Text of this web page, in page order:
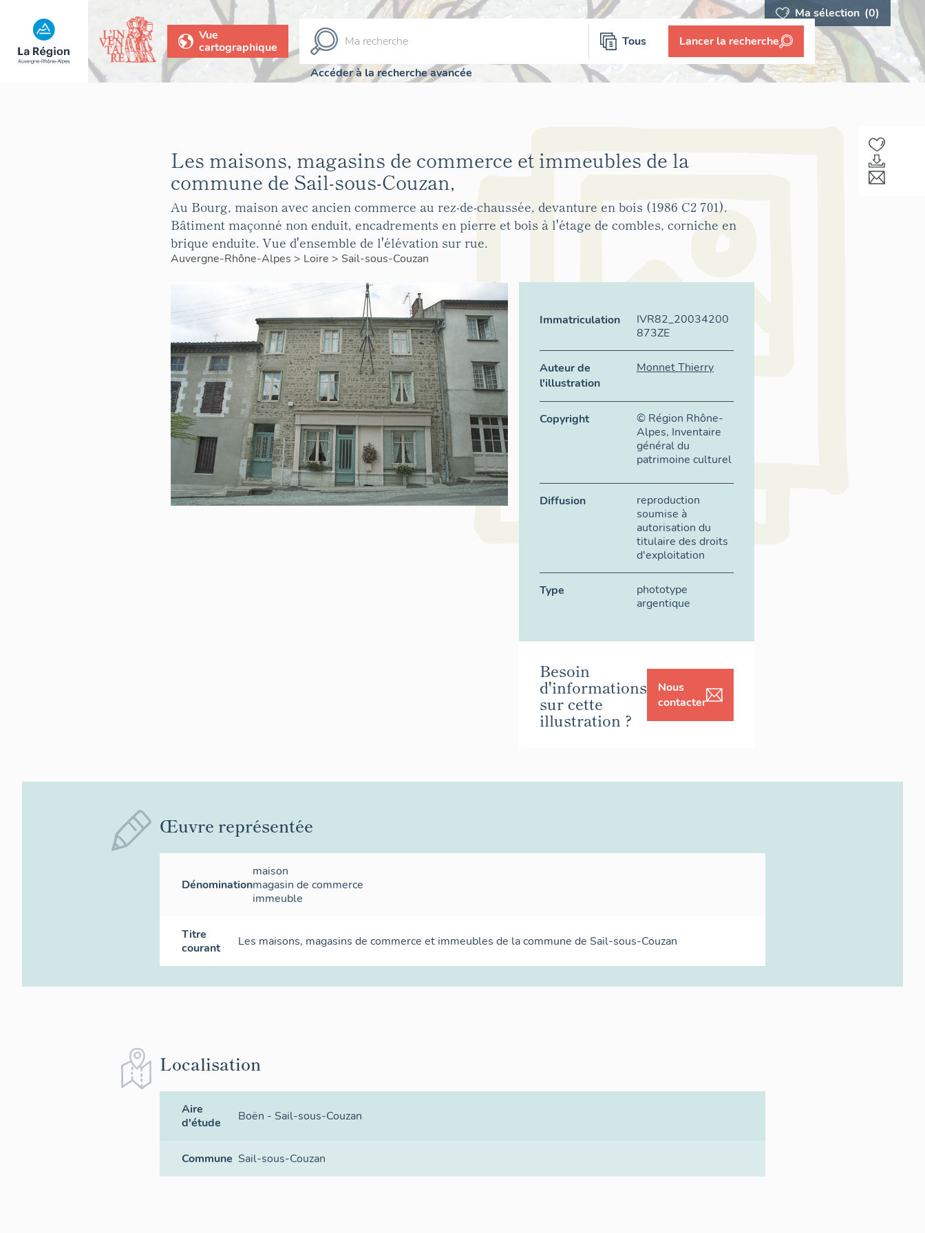
Ma sélection (0)
Vue
cartographique
Tous Lancer la recherche
Accéder à la recherche avancée
Les maisons, magasins de commerce et immeubles de la
commune de Sail-sous-Couzan,
Au Bourg, maison avec ancien commerce au rez-de-chaussée, devanture en bois (1986 C2 701).
Bâtiment maçonné non enduit, encadrements en pierre et bois à l'étage de combles, corniche en
brique enduite. Vue d'ensemble de l'élévation sur rue.
Auvergne-Rhône-Alpes > Loire > Sail-sous-Couzan
Immatriculation
IVR82_20034200
873ZE
Auteur de
l'illustration
Monnet Thierry
Copyright
© Région Rhône-
Alpes, Inventaire
général du
patrimoine culturel
Diffusion
reproduction
soumise à
autorisation du
titulaire des droits
d'exploitation
Type
phototype
argentique
Besoin
d'informations
sur cette
illustration ?
Nous
contacter
Œuvre représentée
Dénomination
maison
magasin de commerce
immeuble
Titre
courant
Les maisons, magasins de commerce et immeubles de la commune de Sail-sous-Couzan
Localisation
Aire
d'étude
Boën - Sail-sous-Couzan
Commune Sail-sous-Couzan